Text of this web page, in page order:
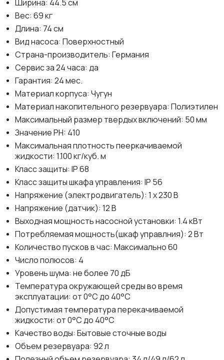
Ширина: 44.5 см
Вес: 69 кг
Длина: 74 см
Вид насоса: Поверхностный
Страна-производитель: Германия
Сервис за 24 часа: да
Гарантия: 24 мес.
Материал корпуса: Чугун
Материал накопительного резервуара: Полиэтилен
Максимальный размер твердых включений: 50 мм
Значение PH: 410
Максимальная плотность пееркачиваемой
жидкости: 1.100 кг/куб. м
Класс защиты: IP 68
Класс защиты шкафа управления: IP 56
Напряжение (электродвигатель): 1 х 230 В
Напряжение (датчик): 12 В
Выходная мощность насосной установки: 1.4 кВт
Потребляемая мощность(шкаф управлния): 2 Вт
Количество пусков в час: Максимально 60
Число полюсов: 4
Уровень шума: не более 70 дБ
Температура окружающей среды во время
эксплуатации: от 0°C до 40°C
Допустимая температура перекачиваемой
жидкости: от 0°C до 40°C
Качество воды: Бытовые сточные воды
Объем резервуара: 92 л